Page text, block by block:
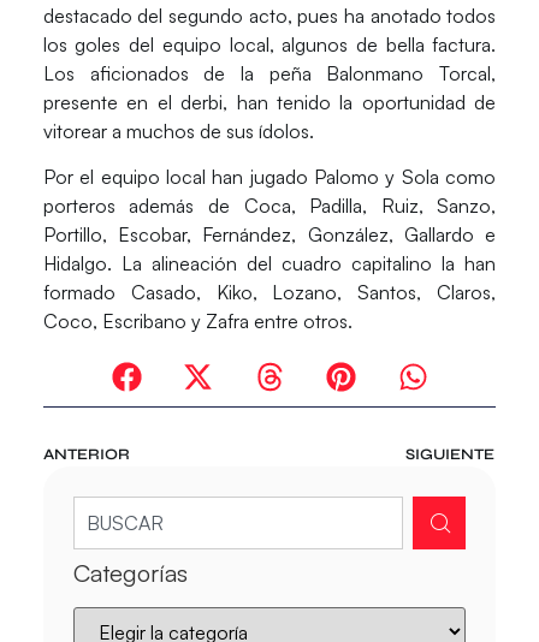
destacado del segundo acto, pues ha anotado todos
los goles del equipo local, algunos de bella factura.
Los aficionados de la peña Balonmano Torcal,
presente en el derbi, han tenido la oportunidad de
vitorear a muchos de sus ídolos.
Por el equipo local han jugado Palomo y Sola como
porteros además de Coca, Padilla, Ruiz, Sanzo,
Portillo, Escobar, Fernández, González, Gallardo e
Hidalgo. La alineación del cuadro capitalino la han
formado Casado, Kiko, Lozano, Santos, Claros,
Coco, Escribano y Zafra entre otros.
ANTERIOR SIGUIENTE
Categorías